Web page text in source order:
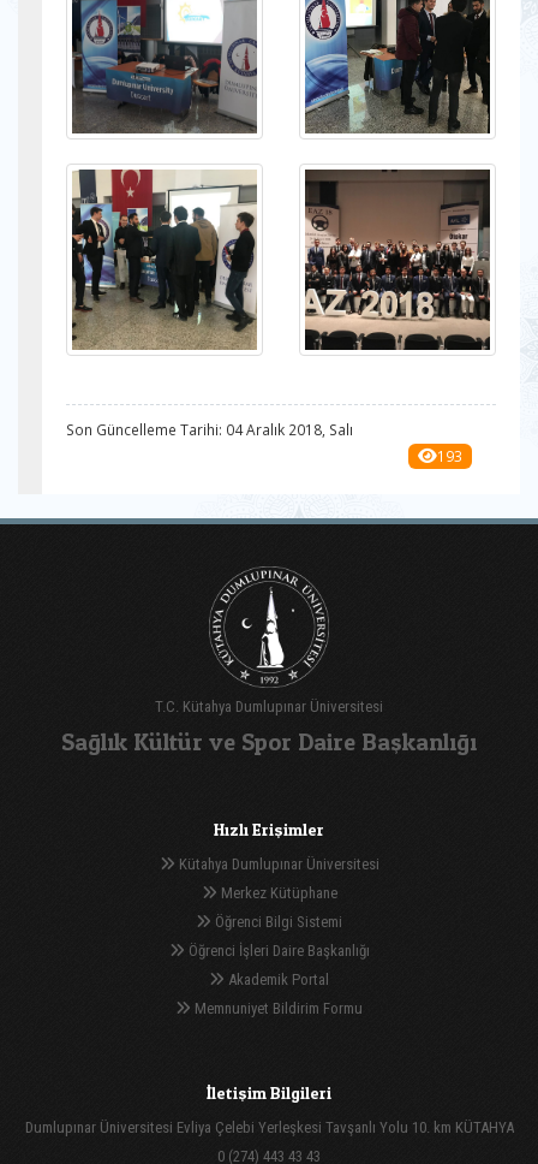
Son Güncelleme Tarihi: 04 Aralık 2018, Salı
193
T.C. Kütahya Dumlupınar Üniversitesi
Sağlık Kültür ve Spor Daire Başkanlığı
Hızlı Erişimler
Kütahya Dumlupınar Üniversitesi
Merkez Kütüphane
Öğrenci Bilgi Sistemi
Öğrenci İşleri Daire Başkanlığı
Akademik Portal
Memnuniyet Bildirim Formu
İletişim Bilgileri
Dumlupınar Üniversitesi Evliya Çelebi Yerleşkesi Tavşanlı Yolu 10. km KÜTAHYA
0 (274) 443 43 43